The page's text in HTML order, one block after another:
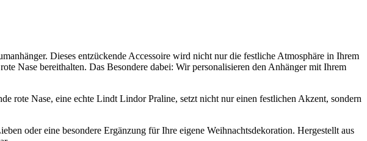
Dieses entzückende Accessoire wird nicht nur die festliche Atmosphäre in Ihrem
Nase bereithalten. Das Besondere dabei: Wir personalisieren den Anhänger mit Ihrem
rote Nase, eine echte Lindt Lindor Praline, setzt nicht nur einen festlichen Akzent, sondern
oder eine besondere Ergänzung für Ihre eigene Weihnachtsdekoration. Hergestellt aus